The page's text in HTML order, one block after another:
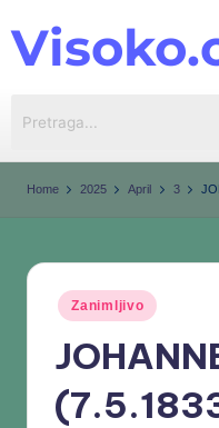
Skip
Home 2025 April 3
Zanimljivo